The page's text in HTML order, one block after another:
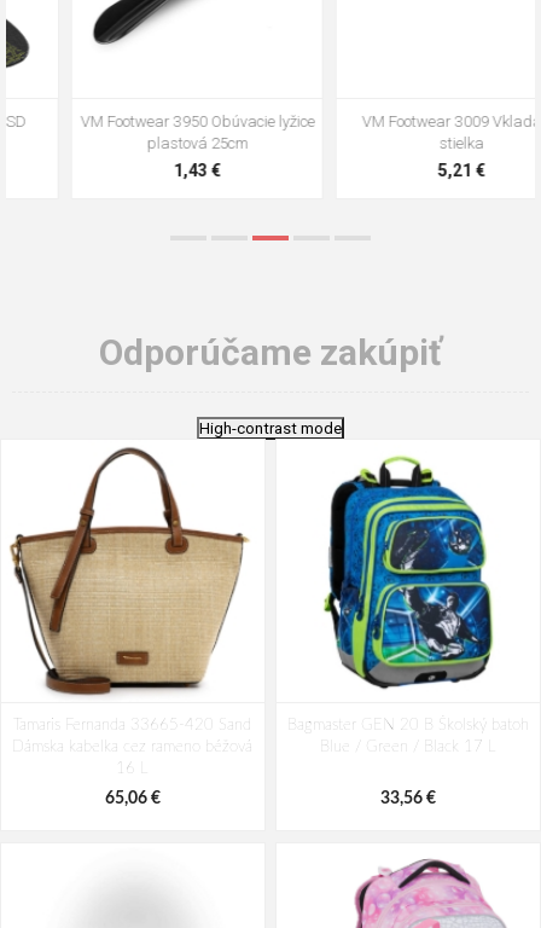
VM Footwear 3009 Vkladacia
stielka
VM Footwear 3102 Šnúrky ploché
Odporúčame zakúpiť
High-contrast mode
Tamaris Fernanda 33665-420 Sand
Dámska kabelka cez rameno béžová
16 L
65,06 €
Bagmaster GEN 20 B Školský batoh
Blue / Green / Black 17 L
33,56 €